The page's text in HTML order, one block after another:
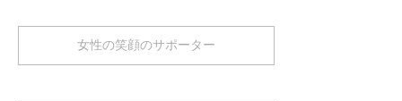
女性の笑顔のサポーター